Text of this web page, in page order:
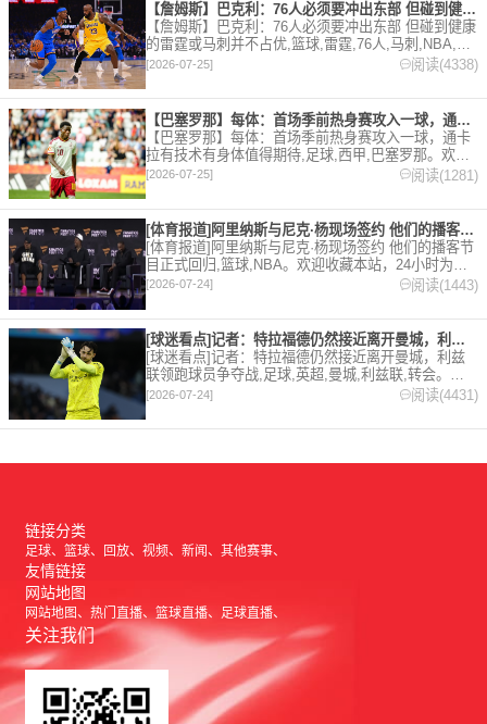
【詹姆斯】巴克利：76人必须要冲出东部 但碰到健康的雷霆或马
【詹姆斯】巴克利：76人必须要冲出东部 但碰到健康
的雷霆或马刺并不占优,篮球,雷霆,76人,马刺,NBA,詹
姆斯。欢迎收藏本站，24小时为你更新最新的足球，
篮球体育资讯。
[2026-07-25] 阅读(4338)
【巴塞罗那】每体：首场季前热身赛攻入一球，通卡拉有技术有身体
【巴塞罗那】每体：首场季前热身赛攻入一球，通卡
拉有技术有身体值得期待,足球,西甲,巴塞罗那。欢迎
收藏本站，24小时为你更新最新的足球，篮球体育资
讯。
[2026-07-25] 阅读(1281)
[体育报道]阿里纳斯与尼克·杨现场签约 他们的播客节目正式回
[体育报道]阿里纳斯与尼克·杨现场签约 他们的播客节
目正式回归,篮球,NBA。欢迎收藏本站，24小时为你
更新最新的足球，篮球体育资讯。
[2026-07-24] 阅读(1443)
[球迷看点]记者：特拉福德仍然接近离开曼城，利兹联领跑球员争
[球迷看点]记者：特拉福德仍然接近离开曼城，利兹
联领跑球员争夺战,足球,英超,曼城,利兹联,转会。欢
迎收藏本站，24小时为你更新最新的足球，篮球体育
资讯。
[2026-07-24] 阅读(4431)
链接分类
足球 篮球 回放 视频 新闻 其他赛事
友情链接
网站地图
网站地图 热门直播 篮球直播 足球直播
关注我们